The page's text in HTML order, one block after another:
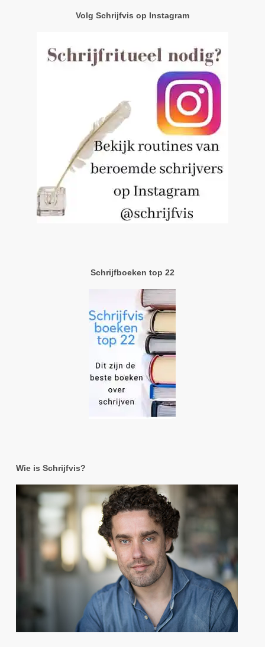
Volg Schrijfvis op Instagram
Schrijfboeken top 22
Wie is Schrijfvis?